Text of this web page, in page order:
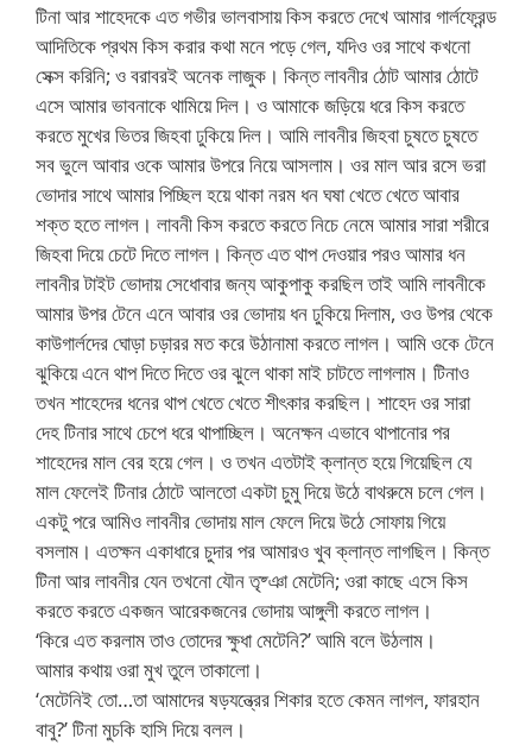
টিনা আর শাহেদকে এত গভীর ভালবাসায় কিস করতে দেখে আমার গার্লফ্রেন্ড
আদিতিকে প্রথম কিস করার কথা মনে পড়ে গেল, যদিও ওর সাথে কখনো
সেক্স করিনি; ও বরাবরই অনেক লাজুক। কিন্ত লাবনীর ঠোট আমার ঠোটে
এসে আমার ভাবনাকে থামিয়ে দিল। ও আমাকে জড়িয়ে ধরে কিস করতে
করতে মুখের ভিতর জিহবা ঢুকিয়ে দিল। আমি লাবনীর জিহবা চুষতে চুষতে
সব ভুলে আবার ওকে আমার উপরে নিয়ে আসলাম। ওর মাল আর রসে ভরা
ভোদার সাথে আমার পিচ্ছিল হয়ে থাকা নরম ধন ঘষা খেতে খেতে আবার
শক্ত হতে লাগল। লাবনী কিস করতে করতে নিচে নেমে আমার সারা শরীরে
জিহবা দিয়ে চেটে দিতে লাগল। কিন্ত এত থাপ দেওয়ার পরও আমার ধন
লাবনীর টাইট ভোদায় সেধোবার জন্য আকুপাকু করছিল তাই আমি লাবনীকে
আমার উপর টেনে এনে আবার ওর ভোদায় ধন ঢুকিয়ে দিলাম, ওও উপর থেকে
কাউগার্লদের ঘোড়া চড়ারর মত করে উঠানামা করতে লাগল। আমি ওকে টেনে
ঝুকিয়ে এনে থাপ দিতে দিতে ওর ঝুলে থাকা মাই চাটতে লাগলাম। টিনাও
তখন শাহেদের ধনের থাপ খেতে খেতে শীৎকার করছিল। শাহেদ ওর সারা
দেহ টিনার সাথে চেপে ধরে থাপাচ্ছিল। অনেক্ষন এভাবে থাপানোর পর
শাহেদের মাল বের হয়ে গেল। ও তখন এতটাই ক্লান্ত হয়ে গিয়েছিল যে
মাল ফেলেই টিনার ঠোটে আলতো একটা চুমু দিয়ে উঠে বাথরুমে চলে গেল।
একটু পরে আমিও লাবনীর ভোদায় মাল ফেলে দিয়ে উঠে সোফায় গিয়ে
বসলাম। এতক্ষন একাধারে চুদার পর আমারও খুব ক্লান্ত লাগছিল। কিন্ত
টিনা আর লাবনীর যেন তখনো যৌন তৃষ্ঞা মেটেনি; ওরা কাছে এসে কিস
করতে করতে একজন আরেকজনের ভোদায় আঙ্গুলী করতে লাগল।
‘কিরে এত করলাম তাও তোদের ক্ষুধা মেটেনি?’ আমি বলে উঠলাম।
আমার কথায় ওরা মুখ তুলে তাকালো।
‘মেটেনিই তো…তা আমাদের ষড়যন্ত্রের শিকার হতে কেমন লাগল, ফারহান
বাবু?’ টিনা মুচকি হাসি দিয়ে বলল।